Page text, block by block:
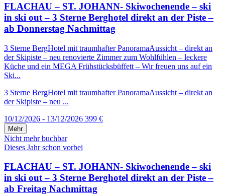
FLACHAU – ST. JOHANN- Skiwochenende – ski
in ski out – 3 Sterne Berghotel direkt an der Piste –
ab Donnerstag Nachmittag
3 Sterne BergHotel mit traumhafter PanoramaAussicht – direkt an
der Skipiste – neu renovierte Zimmer zum Wohlfühlen – leckere
Küche und ein MEGA Frühstücksbüffett – Wir freuen uns auf ein
Ski...
3 Sterne BergHotel mit traumhafter PanoramaAussicht – direkt an
der Skipiste – neu ...
10/12/2026 - 13/12/2026 399 €
Mehr
Nicht mehr buchbar
Dieses Jahr schon vorbei
FLACHAU – ST. JOHANN- Skiwochenende – ski
in ski out – 3 Sterne Berghotel direkt an der Piste –
ab Freitag Nachmittag